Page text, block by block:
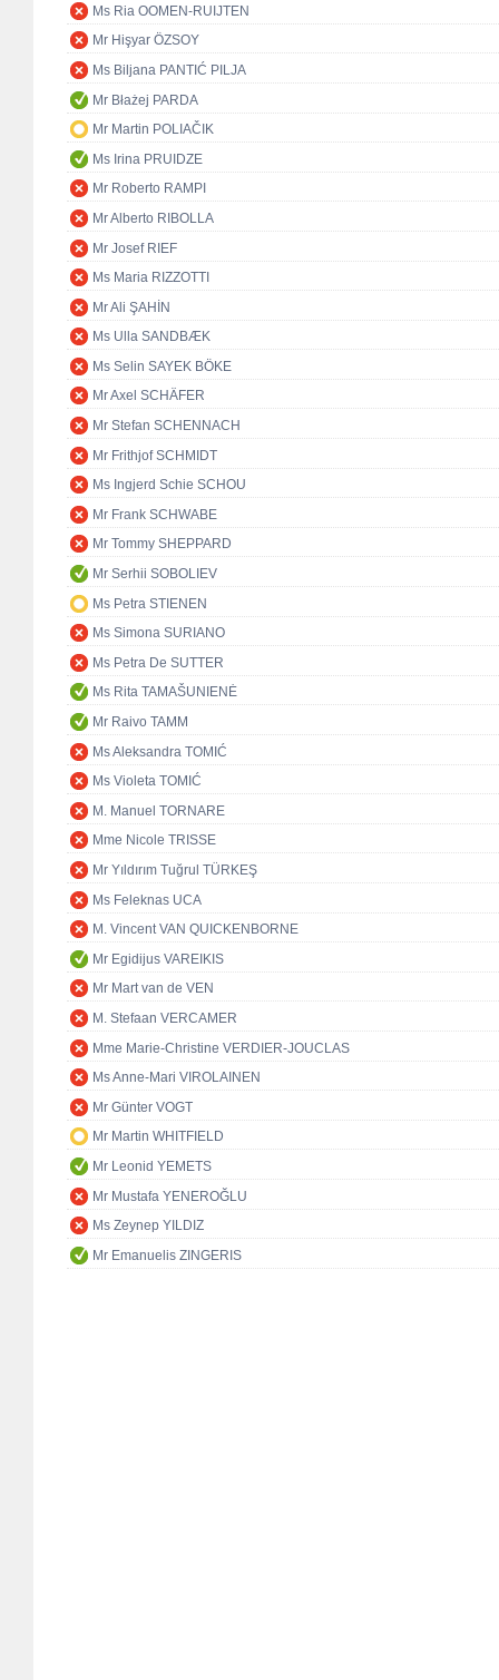
Ms Ria OOMEN-RUIJTEN
Mr Hişyar ÖZSOY
Ms Biljana PANTIĆ PILJA
Mr Błażej PARDA
Mr Martin POLIAČIK
Ms Irina PRUIDZE
Mr Roberto RAMPI
Mr Alberto RIBOLLA
Mr Josef RIEF
Ms Maria RIZZOTTI
Mr Ali ŞAHİN
Ms Ulla SANDBÆK
Ms Selin SAYEK BÖKE
Mr Axel SCHÄFER
Mr Stefan SCHENNACH
Mr Frithjof SCHMIDT
Ms Ingjerd Schie SCHOU
Mr Frank SCHWABE
Mr Tommy SHEPPARD
Mr Serhii SOBOLIEV
Ms Petra STIENEN
Ms Simona SURIANO
Ms Petra De SUTTER
Ms Rita TAMAŠUNIENĖ
Mr Raivo TAMM
Ms Aleksandra TOMIĆ
Ms Violeta TOMIĆ
M. Manuel TORNARE
Mme Nicole TRISSE
Mr Yıldırım Tuğrul TÜRKEŞ
Ms Feleknas UCA
M. Vincent VAN QUICKENBORNE
Mr Egidijus VAREIKIS
Mr Mart van de VEN
M. Stefaan VERCAMER
Mme Marie-Christine VERDIER-JOUCLAS
Ms Anne-Mari VIROLAINEN
Mr Günter VOGT
Mr Martin WHITFIELD
Mr Leonid YEMETS
Mr Mustafa YENEROĞLU
Ms Zeynep YILDIZ
Mr Emanuelis ZINGERIS